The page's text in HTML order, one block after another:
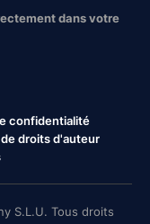
dans votre
confidentialité
droits d'auteur
S.L.U. Tous droits